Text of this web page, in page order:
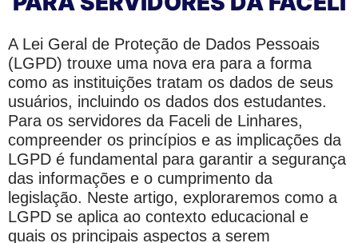
A Lei Geral de Proteção de Dados Pessoais
(LGPD) trouxe uma nova era para a forma
como as instituições tratam os dados de seus
usuários, incluindo os dados dos estudantes.
Para os servidores da Faceli de Linhares,
compreender os princípios e as implicações da
LGPD é fundamental para garantir a segurança
das informações e o cumprimento da
legislação. Neste artigo, exploraremos como a
LGPD se aplica ao contexto educacional e
quais os principais aspectos a serem